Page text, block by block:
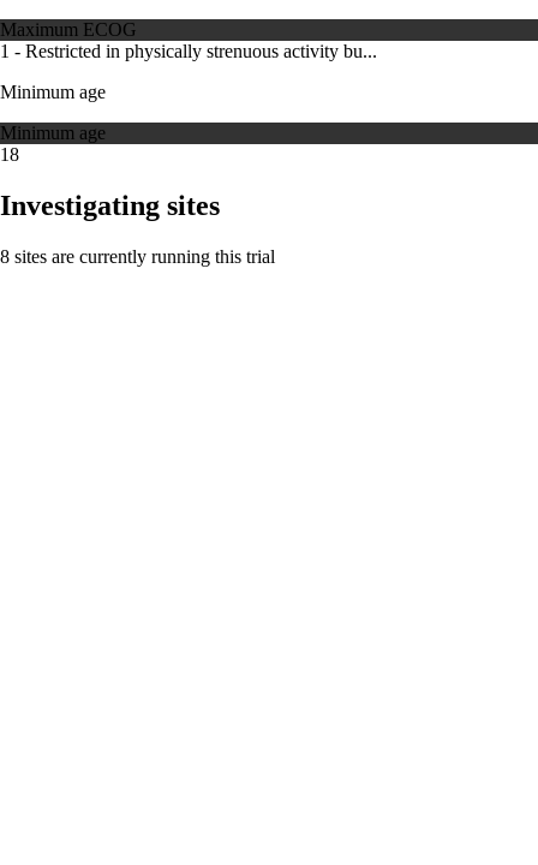
Maximum ECOG
1 - Restricted in physically strenuous activity bu...
Minimum age
Minimum age
18
Investigating sites
8 sites are currently running this trial